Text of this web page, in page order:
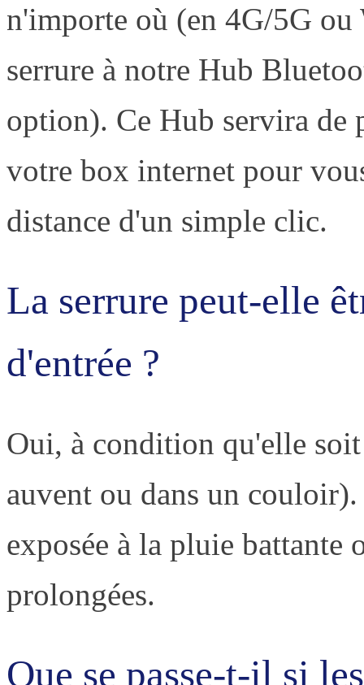
n'importe où (en 4G/5G
serrure à notre Hub
option). Ce Hub servira de
votre box internet pour
distance d'un simple clic.
La serrure peut-elle
d'entrée ?
Oui, à condition qu'elle
auvent ou dans un
exposée à la pluie battante
prolongées.
Que se passe-t-il si